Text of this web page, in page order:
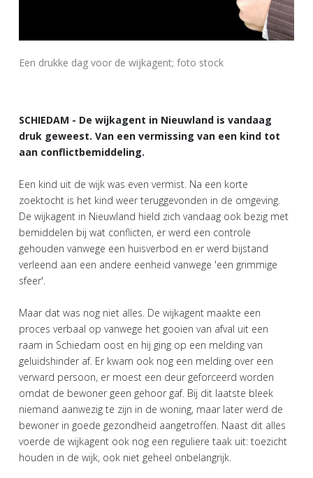
Een drukke dag voor de wijkagent; foto stock
SCHIEDAM - De wijkagent in Nieuwland is vandaag
druk geweest. Van een vermissing van een kind tot
aan conflictbemiddeling.
Een kind uit de wijk was even vermist. Na een korte
zoektocht is het kind weer teruggevonden in de omgeving.
De wijkagent in Nieuwland hield zich vandaag ook bezig met
bemiddelen bij wat conflicten, er werd een controle
gehouden vanwege een huisverbod en er werd bijstand
verleend aan een andere eenheid vanwege 'een grimmige
sfeer'.
Maar dat was nog niet alles. De wijkagent maakte een
proces verbaal op vanwege het gooien van afval uit een
raam in Schiedam oost en hij ging op een melding van
geluidshinder af. Er kwam ook nog een melding over een
verward persoon, er moest een deur geforceerd worden
omdat de bewoner geen gehoor gaf. Bij dit laatste bleek
niemand aanwezig te zijn in de woning, maar later werd de
bewoner in goede gezondheid aangetroffen. Naast dit alles
voerde de wijkagent ook nog een reguliere taak uit: toezicht
houden in de wijk, ook niet geheel onbelangrijk.